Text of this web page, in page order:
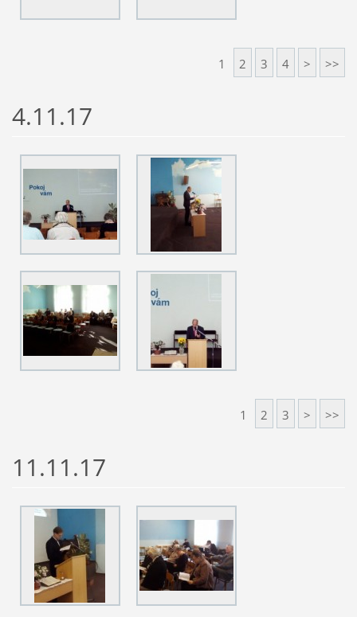
1 2 3 4 > >>
4.11.17
1 2 3 > >>
11.11.17